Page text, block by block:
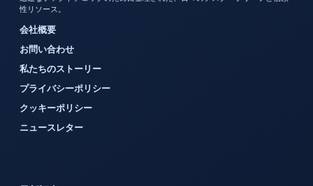
性リソース。
会社概要
お問い合わせ
私たちのストーリー
プライバシーポリシー
クッキーポリシー
ニュースレター